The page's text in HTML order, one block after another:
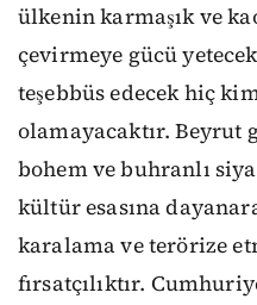
ülkenin karmaşık ve
çevirmeye gücü
teşebbüs edecek hiç
olamayacaktır. Beyrut
bohem ve buhranlı
kültür esasına
karalama ve terörize
fırsatçılıktır.